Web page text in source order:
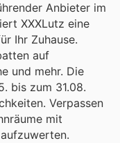
Anbieter im
XXXLutz eine
Ihr Zuhause.
auf
und mehr. Die
bis zum 31.08.
Verpassen
mit